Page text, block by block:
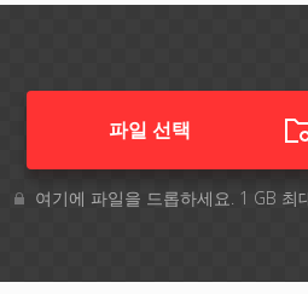
파일 선택
여기에 파일을 드롭하세요. 1 GB 최